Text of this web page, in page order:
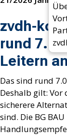
zvdh-
rund
Leitern
Das sind rund
Deshalb gilt: Vor
sicherere
sind. Die BG